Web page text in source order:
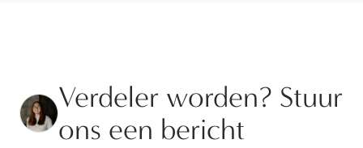
Verdeler worden? Stuur
ons een bericht